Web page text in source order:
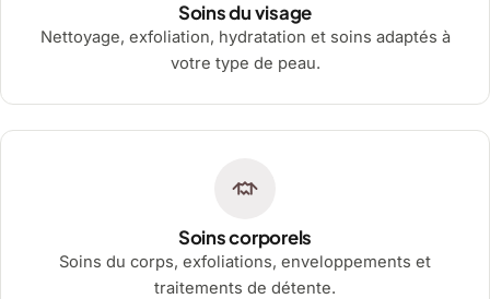
Soins du visage
Nettoyage, exfoliation, hydratation et soins adaptés à
votre type de peau.
Soins corporels
Soins du corps, exfoliations, enveloppements et
traitements de détente.